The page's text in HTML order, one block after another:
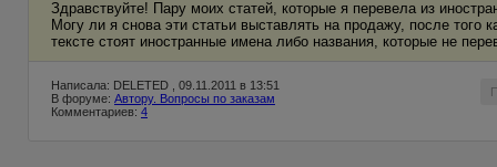
Здравствуйте! Пару моих статей, которые я перевела из
Могу ли я снова эти статьи выставлять на продажу, после
тексте стоят иностранные имена либо названия, которые не
Написала: DELETED , 09.11.2011 в 13:51
В форуме: Автору. Вопросы по заказам
Комментариев: 4